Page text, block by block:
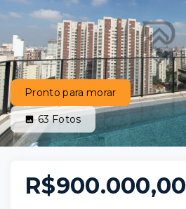
Pronto para morar
63Fotos
R$900.000,00